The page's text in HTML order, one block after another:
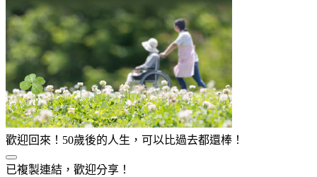
歡迎回來！50歲後的人生，可以比過去都還棒！
已複製連結，歡迎分享！